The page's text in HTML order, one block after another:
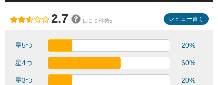
2.7 口コミ件数5 レビュー書く
星5つ 20%
星4つ 60%
星3つ 20%